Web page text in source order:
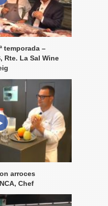
temporada –
Rte. La Sal Wine
arroces
Chef